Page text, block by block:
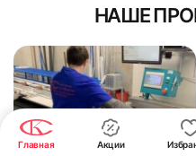
Главная Акции
НАШЕ